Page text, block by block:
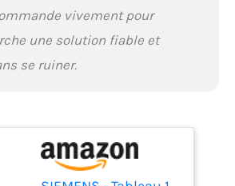
vivement pour
une solution fiable et
se ruiner.